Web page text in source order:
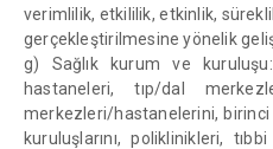
verimlilik, etkililik, etkinlik,
gerçekleştirilmesine yönelik
g) Sağlık kurum ve
hastaneleri, tıp/dal
merkezleri/hastanelerini,
kuruluşlarını, poliklinikleri,